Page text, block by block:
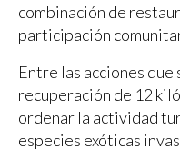
combinación de
participación
Entre las acciones que
recuperación de 12
ordenar la actividad
especies exóticas